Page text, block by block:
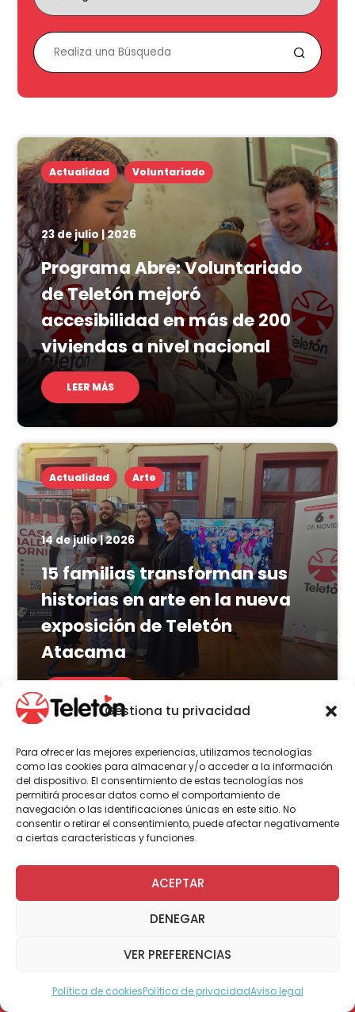
Gestiona tu privacidad
Para ofrecer las mejores experiencias, utilizamos tecnologías
como las cookies para almacenar y/o acceder a la información
del dispositivo. El consentimiento de estas tecnologías nos
permitirá procesar datos como el comportamiento de
navegación o las identificaciones únicas en este sitio. No
consentir o retirar el consentimiento, puede afectar negativamente
a ciertas características y funciones.
ACEPTAR
DENEGAR
VER PREFERENCIAS
Política de cookiesPolítica de privacidadAviso legal
Actualidad Voluntariado
23 de julio | 2026
Programa Abre: Voluntariado
de Teletón mejoró
accesibilidad en más de 200
viviendas a nivel nacional
LEER MÁS
Actualidad Arte
14 de julio | 2026
15 familias transforman sus
historias en arte en la nueva
exposición de Teletón
Atacama
LEER MÁS
Actualidad
8 de julio | 2026
Centro transitorio de Teletón
en Castro: conoce el estado
acercar atenciones a más de
300 familias
Modo Accesible